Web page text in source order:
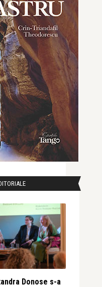
Donose s-a